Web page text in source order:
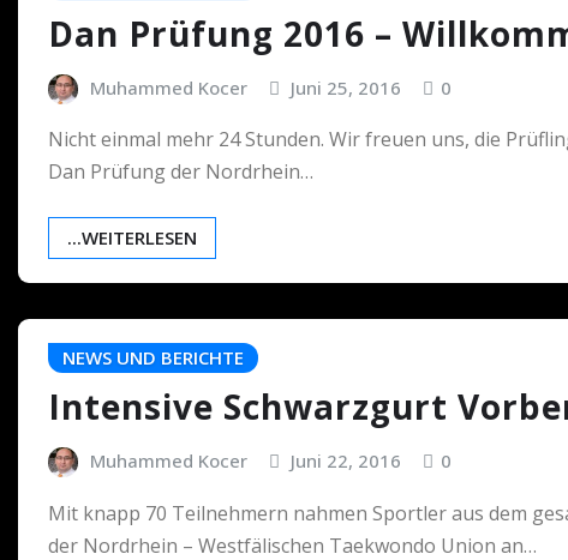
Dan Prüfung 2016 –
Muhammed Kocer Juni 25, 2016 0
Nicht einmal mehr 24 Stunden. Wir freuen uns, die
Dan Prüfung der Nordrhein…
...WEITERLESEN
NEWS UND BERICHTE
Intensive Schwarzgurt
Muhammed Kocer Juni 22, 2016 0
Mit knapp 70 Teilnehmern nahmen Sportler aus dem
der Nordrhein – Westfälischen Taekwondo Union an…